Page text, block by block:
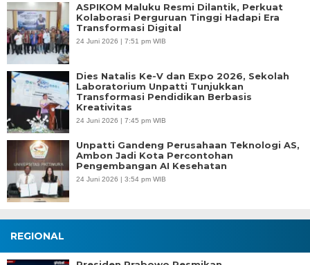
ASPIKOM Maluku Resmi Dilantik, Perkuat
Kolaborasi Perguruan Tinggi Hadapi Era
Transformasi Digital
24 Juni 2026 | 7:51 pm WIB
Dies Natalis Ke-V dan Expo 2026, Sekolah
Laboratorium Unpatti Tunjukkan
Transformasi Pendidikan Berbasis
Kreativitas
24 Juni 2026 | 7:45 pm WIB
Unpatti Gandeng Perusahaan Teknologi AS,
Ambon Jadi Kota Percontohan
Pengembangan AI Kesehatan
24 Juni 2026 | 3:54 pm WIB
REGIONAL